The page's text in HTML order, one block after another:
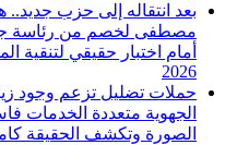
بعد انتقاله إلى حزب
مصطفى لخصم من رئاسة
أمام اختبار حقيقي لتنقية
2026
حملات تضليل تزعم وجود
الجهوية متعددة
الصورة وتكشف الحقيقة